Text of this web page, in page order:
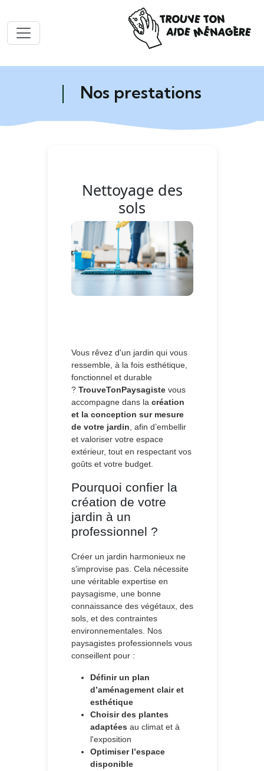
Nos prestations
Nettoyage des
sols
Vous rêvez d'un jardin qui vous
ressemble, à la fois esthétique,
fonctionnel et durable
? TrouveTonPaysagistevous
accompagne dans la création
et la conception sur mesure
de votre jardin, afin d’embellir
et valoriser votre espace
extérieur, tout en respectant vos
goûts et votre budget.
Pourquoi confier la
création de votre
jardin à un
professionnel ?
Créer un jardin harmonieux ne
s'improvise pas. Cela nécessite
une véritable expertise en
paysagisme, une bonne
connaissance des végétaux, des
sols, et des contraintes
environnementales. Nos
paysagistes professionnels vous
conseillent pour :
Définir un plan
d’aménagement clair et
esthétique
Choisir des plantes
adaptées au climat et à
l'exposition
Optimiser l’espace
disponible